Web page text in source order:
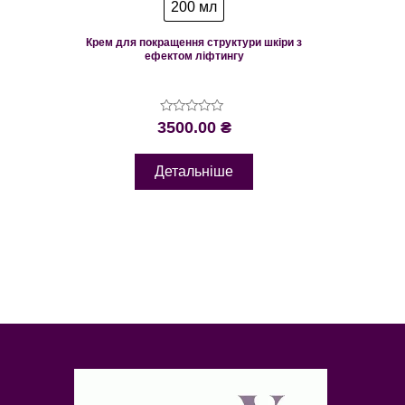
200 мл
Крем для покращення структури шкіри з
ефектом ліфтингу
Оцінено
в
5
3500.00 ₴
Детальніше